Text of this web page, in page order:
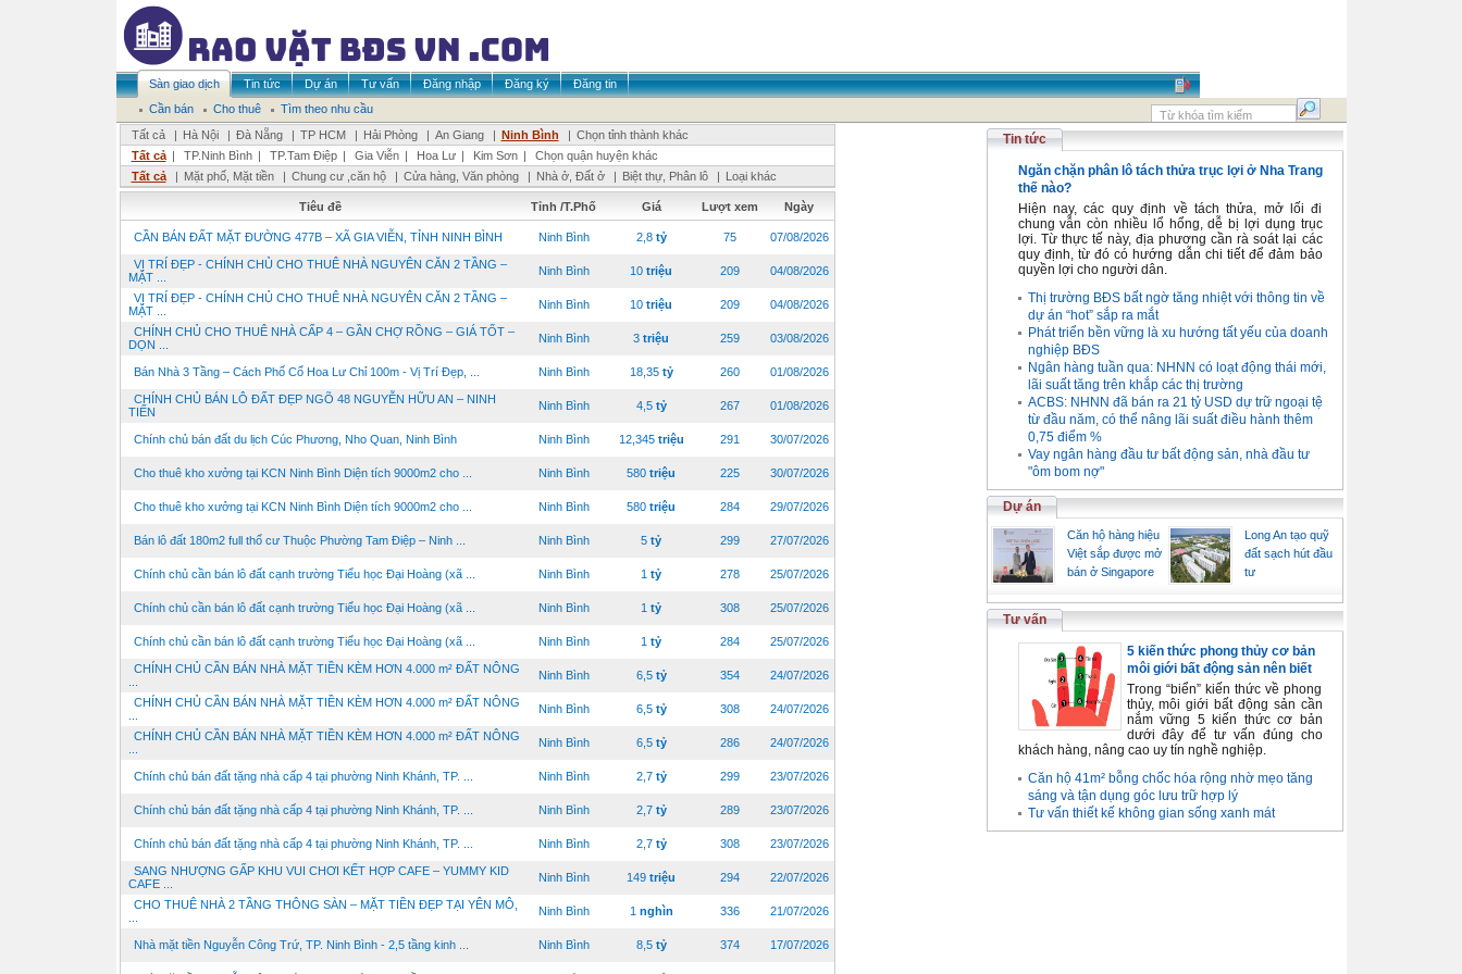
Sàn giao dịch Tin tức Dự án Tư vấn Đăng nhập Đăng ký
Đăng tin
Cần bán
Cho thuê
Tìm theo nhu cầu
Tất cả
| Hà Nội | Đà Nẵng | TP HCM | Hải Phòng | An Giang | Ninh Bình | Chọn tỉnh thành khác
Tất cả | TP.Ninh Bình | TP.Tam Điệp | Gia Viễn | Hoa Lư | Kim Sơn |
Chọn quận huyện khác
Tất cả
| Mặt phố, Mặt tiền | Chung cư ,căn hộ | Cửa hàng, Văn phòng | Nhà ở, Đất ở | Biệt thự, Phân lô | Loại khác
Tiêu đề Tỉnh /T.Phố Giá Lượt xem Ngày
CẦN BÁN ĐẤT MẶT ĐƯỜNG 477B – XÃ GIA VIỄN, TỈNH NINH BÌNH Ninh Bình 2,8 tỷ 75 07/08/2026
VỊ TRÍ ĐẸP - CHÍNH CHỦ CHO THUÊ NHÀ NGUYÊN CĂN 2 TẦNG –
MẶT ...
Ninh Bình 10 triệu 209 04/08/2026
VỊ TRÍ ĐẸP - CHÍNH CHỦ CHO THUÊ NHÀ NGUYÊN CĂN 2 TẦNG –
MẶT ...
Ninh Bình 10 triệu 209 04/08/2026
CHÍNH CHỦ CHO THUÊ NHÀ CẤP 4 – GẦN CHỢ RỒNG – GIÁ TỐT –
DỌN ...
Ninh Bình 3 triệu 259 03/08/2026
Bán Nhà 3 Tầng – Cách Phố Cổ Hoa Lư Chỉ 100m - Vị Trí Đẹp, ... Ninh Bình 18,35 tỷ 260 01/08/2026
CHÍNH CHỦ BÁN LÔ ĐẤT ĐẸP NGÕ 48 NGUYỄN HỮU AN – NINH
TIẾN
Ninh Bình 4,5 tỷ 267 01/08/2026
Chính chủ bán đất du lịch Cúc Phương, Nho Quan, Ninh Bình Ninh Bình 12,345 triệu 291 30/07/2026
Cho thuê kho xưởng tại KCN Ninh Bình Diện tích 9000m2 cho ... Ninh Bình 580 triệu 225 30/07/2026
Cho thuê kho xưởng tại KCN Ninh Bình Diện tích 9000m2 cho ... Ninh Bình 580 triệu 284 29/07/2026
Bán lô đất 180m2 full thổ cư Thuộc Phường Tam Điệp – Ninh ... Ninh Bình 5 tỷ 299 27/07/2026
Chính chủ cần bán lô đất cạnh trường Tiểu học Đại Hoàng (xã ... Ninh Bình 1 tỷ 278 25/07/2026
Chính chủ cần bán lô đất cạnh trường Tiểu học Đại Hoàng (xã ... Ninh Bình 1 tỷ 308 25/07/2026
Chính chủ cần bán lô đất cạnh trường Tiểu học Đại Hoàng (xã ... Ninh Bình 1 tỷ 284 25/07/2026
CHÍNH CHỦ CẦN BÁN NHÀ MẶT TIỀN KÈM HƠN 4.000 m² ĐẤT NÔNG
Ninh Bình 6,5 tỷ 354 24/07/2026
CHÍNH CHỦ CẦN BÁN NHÀ MẶT TIỀN KÈM HƠN 4.000 m² ĐẤT NÔNG
Ninh Bình 6,5 tỷ 308 24/07/2026
CHÍNH CHỦ CẦN BÁN NHÀ MẶT TIỀN KÈM HƠN 4.000 m² ĐẤT NÔNG
Ninh Bình 6,5 tỷ 286 24/07/2026
Chính chủ bán đất tặng nhà cấp 4 tại phường Ninh Khánh, TP. ... Ninh Bình 2,7 tỷ 299 23/07/2026
Chính chủ bán đất tặng nhà cấp 4 tại phường Ninh Khánh, TP. ... Ninh Bình 2,7 tỷ 289 23/07/2026
Chính chủ bán đất tặng nhà cấp 4 tại phường Ninh Khánh, TP. ... Ninh Bình 2,7 tỷ 308 23/07/2026
SANG NHƯỢNG GẤP KHU VUI CHƠI KẾT HỢP CAFE – YUMMY KID
CAFE ...
Ninh Bình 149 triệu 294 22/07/2026
CHO THUÊ NHÀ 2 TẦNG THÔNG SÀN – MẶT TIỀN ĐẸP TẠI YÊN MÔ,
Ninh Bình 1 nghìn 336 21/07/2026
Nhà mặt tiền Nguyễn Công Trứ, TP. Ninh Bình - 2,5 tầng kinh ... Ninh Bình 8,5 tỷ 374 17/07/2026
Tin tức
Ngăn chặn phân lô tách thửa trục lợi ở Nha Trang
thế nào?
Hiện nay, các quy định về tách thửa, mở lối đi
chung vẫn còn nhiều lổ hổng, dễ bị lợi dụng trục
lợi. Từ thực tế này, địa phương cần rà soát lại các
quy định, từ đó có hướng dẫn chi tiết để đảm bảo
quyền lợi cho người dân.
Thị trường BĐS bất ngờ tăng nhiệt với thông tin về
dự án “hot” sắp ra mắt
Phát triển bền vững là xu hướng tất yếu của doanh
nghiệp BĐS
Ngân hàng tuần qua: NHNN có loạt động thái mới,
lãi suất tăng trên khắp các thị trường
ACBS: NHNN đã bán ra 21 tỷ USD dự trữ ngoại tệ
từ đầu năm, có thể nâng lãi suất điều hành thêm
0,75 điểm %
Vay ngân hàng đầu tư bất động sản, nhà đầu tư
"ôm bom nợ"
Dự án
Căn hộ hàng hiệu
Việt sắp được mở
bán ở Singapore
Long An tạo quỹ
đất sạch hút đầu
tư
Tư vấn
5 kiến thức phong thủy cơ bản
môi giới bất động sản nên biết
Trong “biển” kiến thức về phong
thủy, môi giới bất động sản cần
nắm vững 5 kiến thức cơ bản
dưới đây để tư vấn đúng cho
khách hàng, nâng cao uy tín nghề nghiệp.
Căn hộ 41m² bỗng chốc hóa rộng nhờ mẹo tăng
sáng và tận dụng góc lưu trữ hợp lý
Tư vấn thiết kế không gian sống xanh mát